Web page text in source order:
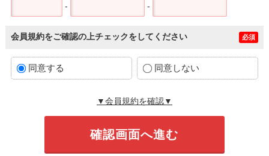
- -
会員規約をご確認の上チェックをしてください 必須
同意する 同意しない
▼会員規約を確認▼